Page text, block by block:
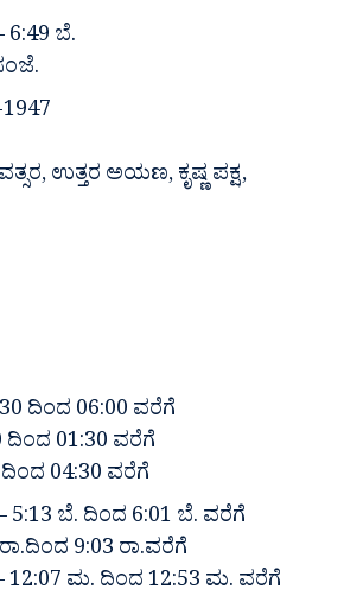
ಬೆ.
ಉತ್ತರ ಅಯಣ, ಕೃಷ್ಣ ಪಕ್ಷ,
ದಿಂದ 06:00 ವರೆಗೆ
01:30 ವರೆಗೆ
ದಿಂದ 04:30 ವರೆಗೆ
5:13 ಬೆ. ದಿಂದ 6:01 ಬೆ. ವರೆಗೆ
9:03 ರಾ.ವರೆಗೆ
ಮ. ದಿಂದ 12:53 ಮ. ವರೆಗೆ